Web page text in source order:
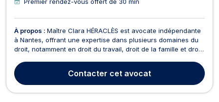
À propos : Maître Clara HÉRACLÈS est avocate indépendante
à Nantes, offrant une expertise dans plusieurs domaines du
droit, notamment en droit du travail, droit de la famille et droit
salariés dans leurs démarches et les représente devant les
conseils de prud'hommes pour défen...
Contacter cet avocat